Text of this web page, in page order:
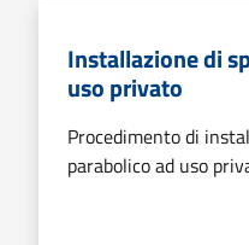
Installazione di
uso privato
Procedimento di
parabolico ad uso